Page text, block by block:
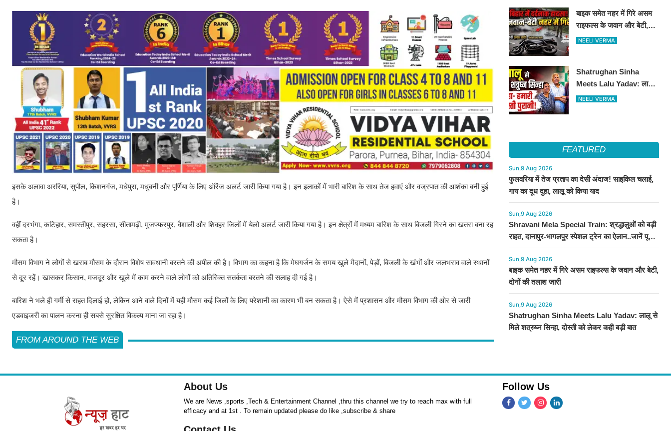
इसके अलावा अररिया, सुपौल, किशनगंज, मधेपुरा, मधुबनी और पूर्णिया के लिए ऑरेंज अलर्ट जारी किया गया है। इन इलाकों में भारी बारिश के साथ तेज हवाएं और वज्रपात की आशंका बनी हुई
है।
वहीं दरभंगा, कटिहार, समस्तीपुर, सहरसा, सीतामढ़ी, मुजफ्फरपुर, वैशाली और शिवहर जिलों में येलो अलर्ट जारी किया गया है। इन क्षेत्रों में मध्यम बारिश के साथ बिजली गिरने का खतरा बना रह
सकता है।
मौसम विभाग ने लोगों से खराब मौसम के दौरान विशेष सावधानी बरतने की अपील की है। विभाग का कहना है कि मेघगर्जन के समय खुले मैदानों, पेड़ों, बिजली के खंभों और जलभराव वाले स्थानों
से दूर रहें। खासकर किसान, मजदूर और खुले में काम करने वाले लोगों को अतिरिक्त सतर्कता बरतने की सलाह दी गई है।
बारिश ने भले ही गर्मी से राहत दिलाई हो, लेकिन आने वाले दिनों में यही मौसम कई जिलों के लिए परेशानी का कारण भी बन सकता है। ऐसे में प्रशासन और मौसम विभाग की ओर से जारी
एडवाइजरी का पालन करना ही सबसे सुरक्षित विकल्प माना जा रहा है।
FROM AROUND THE WEB
बाइक समेत नहर में गिरे असम
राइफल्स के जवान और बेटी,
दोनों की तलाश जारी
NEELI VERMA
Shatrughan Sinha
Meets Lalu Yadav: लालू
से मिले शत्रुघ्न सिन्हा, दोस्ती
NEELI VERMA
FEATURED
Sun,9 Aug 2026
फुलवरिया में तेज प्रताप का देसी अंदाज! साइकिल चलाई,
गाय का दूध दुहा, लालू को किया याद
Sun,9 Aug 2026
Shravani Mela Special Train: श्रद्धालुओं को बड़ी
राहत, दानापुर-भागलपुर स्पेशल ट्रेन का ऐलान..जानें पूरा
टाइमटेबल...
Sun,9 Aug 2026
बाइक समेत नहर में गिरे असम राइफल्स के जवान और बेटी,
दोनों की तलाश जारी
Sun,9 Aug 2026
Shatrughan Sinha Meets Lalu Yadav: लालू से
मिले शत्रुघ्न सिन्हा, दोस्ती को लेकर कही बड़ी बात
About Us
We are News ,sports ,Tech & Entertainment Channel ,thru this channel we try to reach max with full
efficacy and at 1st . To remain updated please do like ,subscribe & share
Follow Us